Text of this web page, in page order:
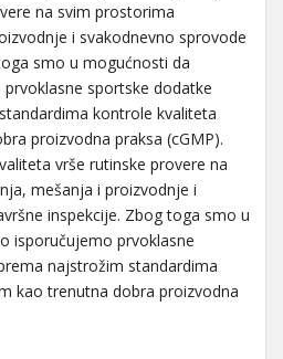
na svim prostorima
i svakodnevno sprovode
smo u mogućnosti da
sportske dodatke
kontrole kvaliteta
proizvodna praksa (cGMP).
vrše rutinske provere na
mešanja i proizvodnje i
inspekcije. Zbog toga smo u
isporučujemo prvoklasne
najstrožim standardima
kao trenutna dobra proizvodna